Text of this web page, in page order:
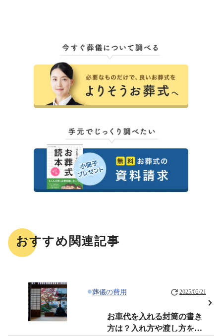
おすすめ関連記事
葬儀の費用 2025/02/21
お車代を入れる封筒の書き
方は？入れ方や渡し方を詳